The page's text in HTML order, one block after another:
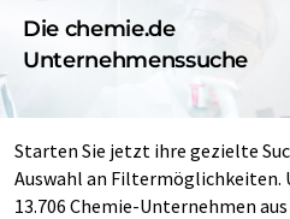
Die chemie.de
Unternehmenssuche
Starten Sie jetzt ihre gezielte
Auswahl an Filtermöglichkeiten.
13.706 Chemie-Unternehmen